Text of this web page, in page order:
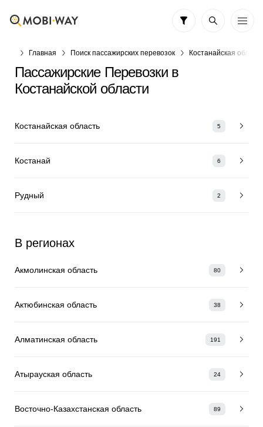
Главная Поиск пассажирских перевозок Костанайская область
Пассажирские Перевозки в
Костанайской области
Костанайская область 5
Костанай 6
Рудный 2
В регионах
Акмолинская область 80
Актюбинская область 38
Алматинская область 191
Атырауская область 24
Восточно-Казахстанская область 89